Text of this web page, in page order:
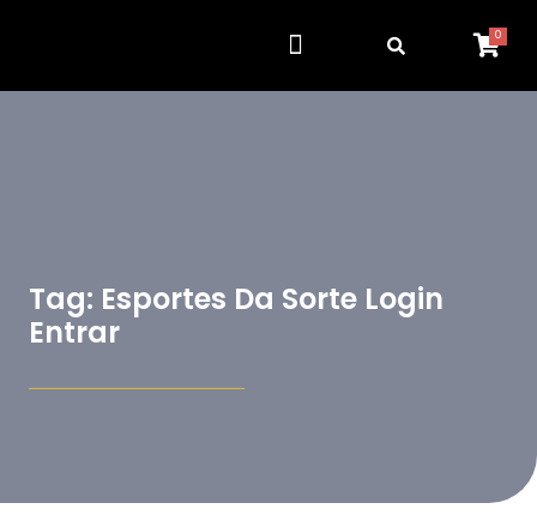
0
Tag: Esportes Da Sorte Login
Entrar